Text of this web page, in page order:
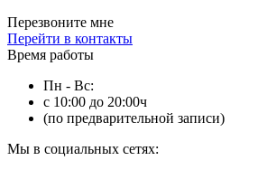
Перезвоните мне
Перейти в контакты
Время работы
Пн - Вс:
с 10:00 до 20:00ч
(по предварительной записи)
Мы в социальных сетях: